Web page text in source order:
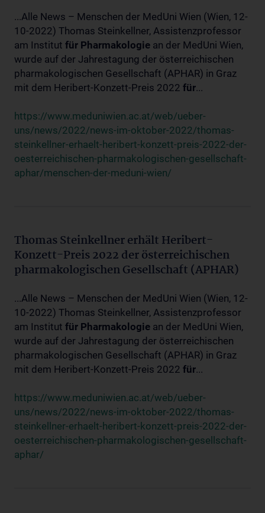
...Alle News – Menschen der MedUni Wien (Wien, 12-
10-2022) Thomas Steinkellner, Assistenzprofessor
am Institut für Pharmakologie an der MedUni Wien,
wurde auf der Jahrestagung der österreichischen
pharmakologischen Gesellschaft (APHAR) in Graz
mit dem Heribert-Konzett-Preis 2022 für...
https://www.meduniwien.ac.at/web/ueber-
uns/news/2022/news-im-oktober-2022/thomas-
steinkellner-erhaelt-heribert-konzett-preis-2022-der-
oesterreichischen-pharmakologischen-gesellschaft-
aphar/menschen-der-meduni-wien/
Thomas Steinkellner erhält Heribert-
Konzett-Preis 2022 der österreichischen
pharmakologischen Gesellschaft (APHAR)
...Alle News – Menschen der MedUni Wien (Wien, 12-
10-2022) Thomas Steinkellner, Assistenzprofessor
am Institut für Pharmakologie an der MedUni Wien,
wurde auf der Jahrestagung der österreichischen
pharmakologischen Gesellschaft (APHAR) in Graz
mit dem Heribert-Konzett-Preis 2022 für...
https://www.meduniwien.ac.at/web/ueber-
uns/news/2022/news-im-oktober-2022/thomas-
steinkellner-erhaelt-heribert-konzett-preis-2022-der-
oesterreichischen-pharmakologischen-gesellschaft-
aphar/